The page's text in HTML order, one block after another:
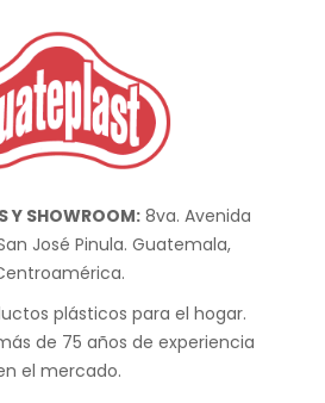
Y SHOWROOM:8va. Avenida
José Pinula. Guatemala,
plásticos para el hogar.
de 75 años de experiencia
el mercado.